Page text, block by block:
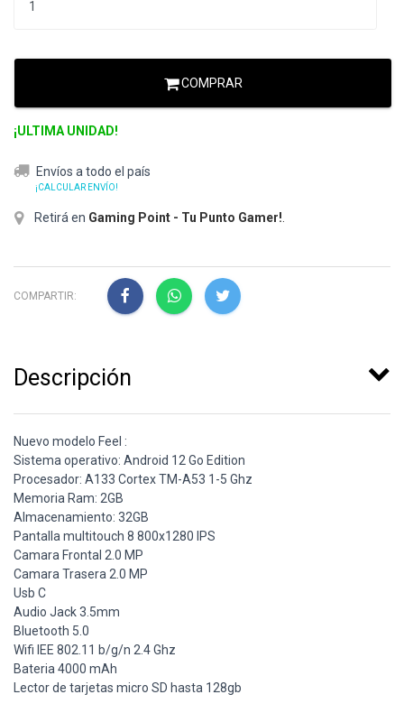
COMPRAR
¡ULTIMA UNIDAD!
Envíos a todo el país
¡CALCULAR ENVÍO!
Retirá en Gaming Point - Tu Punto Gamer!
COMPARTIR:
Descripción
Nuevo modelo Feel :
Sistema operativo: Android 12 Go Edition
Procesador: A133 Cortex TM-A53 1-5 Ghz
Memoria Ram: 2GB
Almacenamiento: 32GB
Pantalla multitouch 8 800x1280 IPS
Camara Frontal 2.0 MP
Camara Trasera 2.0 MP
Usb C
Audio Jack 3.5mm
Bluetooth 5.0
Wifi IEE 802.11 b/g/n 2.4 Ghz
Bateria 4000 mAh
Lector de tarjetas micro SD hasta 128gb